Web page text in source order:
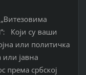
Који су ваши
или политичка
или јавна
према србској